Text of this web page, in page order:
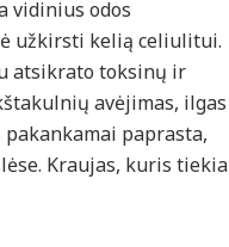
vidinius odos
užkirsti kelią celiulitui.
atsikrato toksinų ir
avėjimas, ilgas
paprasta,
Kraujas, kuris tiekia